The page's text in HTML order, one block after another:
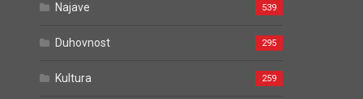
Najave 539
Duhovnost 295
Kultura 259